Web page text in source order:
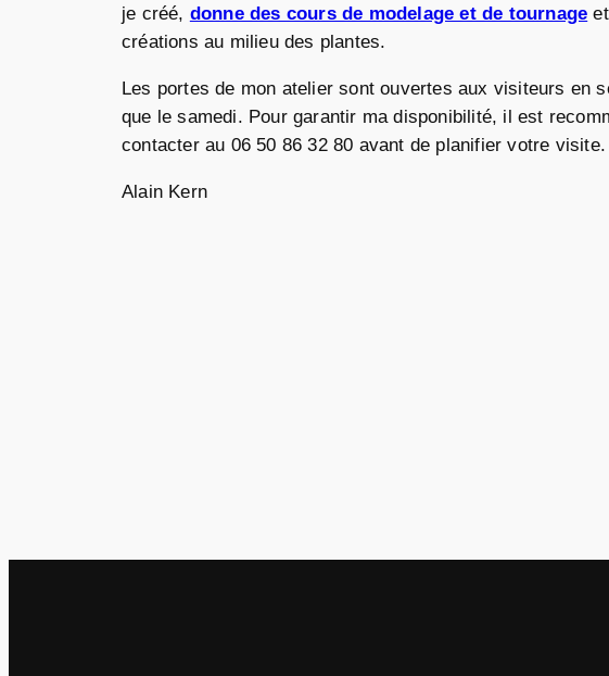
je créé, donne des cours de modelage et de tournage
créations au milieu des plantes.
Les portes de mon atelier sont ouvertes aux visiteurs en
que le samedi. Pour garantir ma disponibilité, il est
contacter au 06 50 86 32 80 avant de planifier votre visite.
Alain Kern